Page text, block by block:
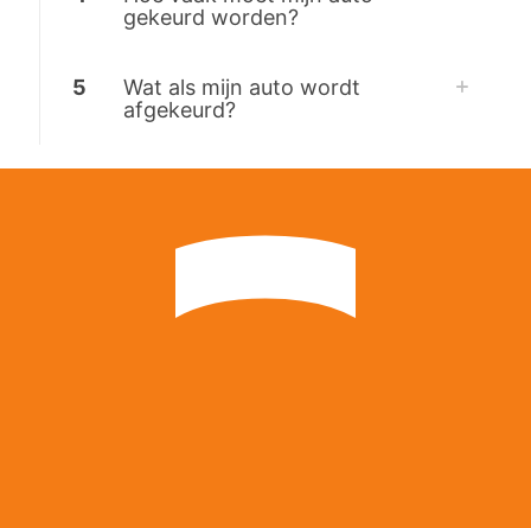
gekeurd worden?
5
Wat als mijn auto wordt
afgekeurd?